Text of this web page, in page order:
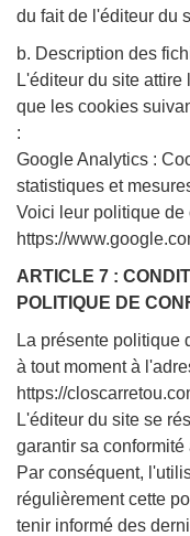
du fait de l'éditeur du
b. Description des
L'éditeur du site
que les cookies
:
Google Analytics :
statistiques et
Voici leur politique de
https://
ARTICLE 7 :
POLITIQUE DE
La présente politique
à tout moment à
https://
L'éditeur du site se
garantir sa
Par conséquent,
régulièrement cette
tenir informé des